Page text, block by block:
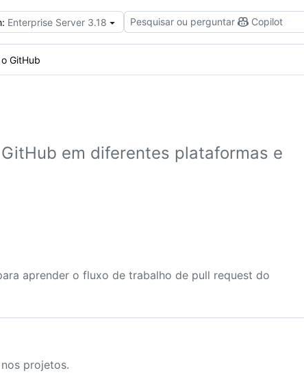
Enterprise Server 3.18 Pesquisar ou perguntar Copilot
GitHub
em diferentes plataformas e
aprender o fluxo de trabalho de pull request do
projetos.